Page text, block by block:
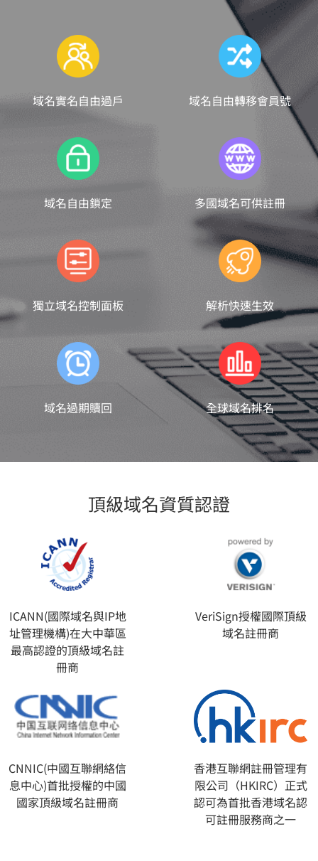
域名實名自由過戶 域名自由轉移會員號
域名自由鎖定 多國域名可供註冊
獨立域名控制面板 解析快速生效
域名過期贖回 全球域名排名
頂級域名資質認證
ICANN(國際域名與IP地
址管理機構)在大中華區
最高認證的頂級域名註
冊商
VeriSign授權國際頂級
域名註冊商
CNNIC(中國互聯網絡信
息中心)首批授權的中國
國家頂級域名註冊商
香港互聯網註冊管理有
限公司（HKIRC）正式
認可為首批香港域名認
可註冊服務商之一